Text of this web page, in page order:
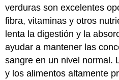
verduras son excelentes
fibra, vitaminas y otros
lenta la digestión y la
ayudar a mantener las
sangre en un nivel normal.
y los alimentos altamente